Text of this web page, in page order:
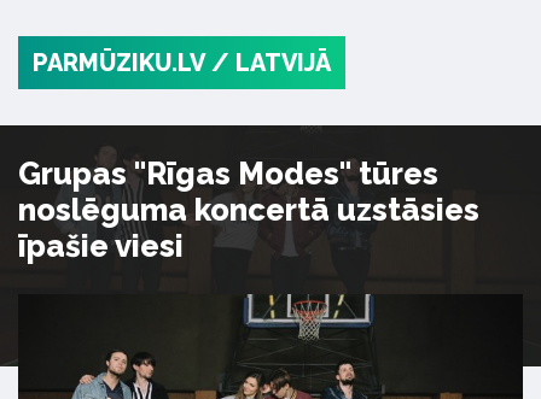
PARMŪZIKU.LV / LATVIJĀ
Grupas "Rīgas Modes" tūres
noslēguma koncertā uzstāsies
īpašie viesi